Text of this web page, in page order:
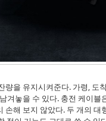
량을 유지시켜준다. 가령, 도
겨놓을 수 있다. 충전 케이
손해 보지 않았다. 두 개의